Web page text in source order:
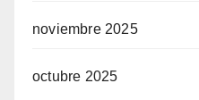
noviembre 2025
octubre 2025